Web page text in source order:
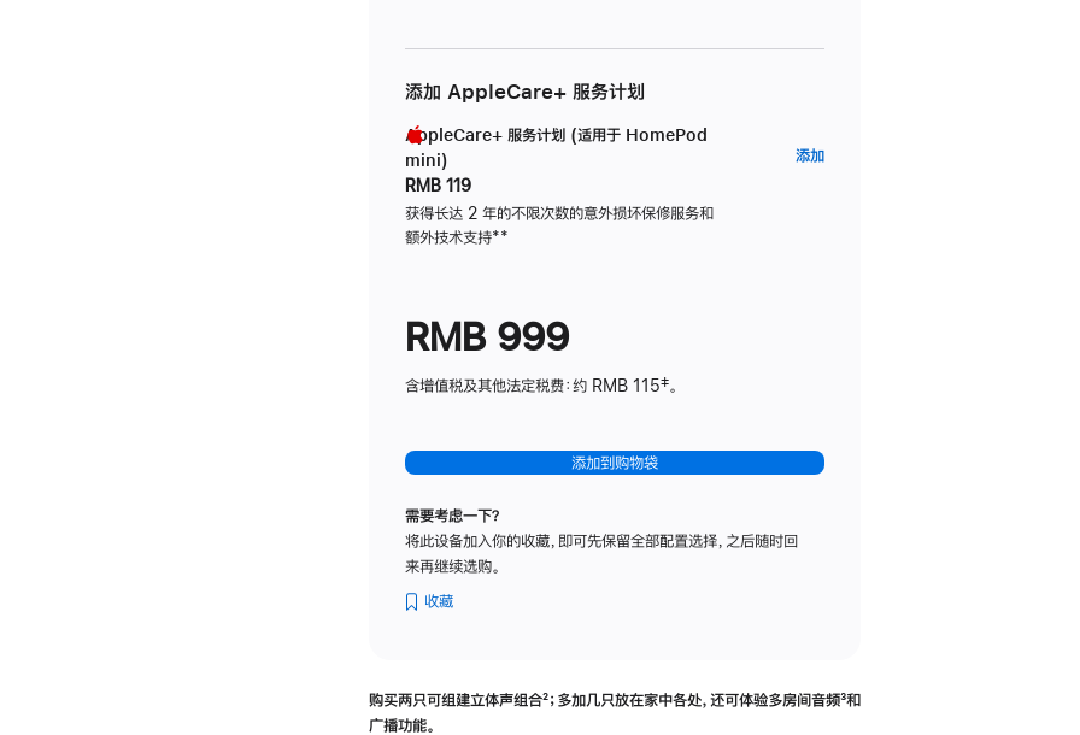
添加 AppleCare+ 服务计划
AppleCare+ 服务计划 (适用于 HomePod
mini)
RMB 119
获得长达 2 年的不限次数的意外损坏保修服务和
额外技术支持脚
**
添加AppleCare+
RMB 999
含增值税及其他法定税费：约 RMB 115‡。
添加到购物袋
需要考虑一下？
将此设备加入你的收藏，即可先保留全部配置选择，之后随时回
来再继续选购。
收藏
购买两只可组建立体声组合脚
²；多加几只放在家中各处，还可体验多‍房‍间音频脚
³和
广播功能。